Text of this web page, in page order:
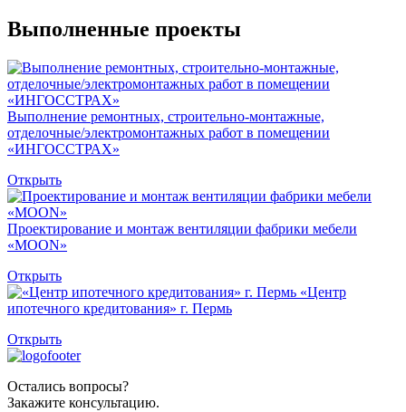
Выполненные проекты
Выполнение ремонтных, строительно-монтажные,
отделочные/электромонтажных работ в помещении
«ИНГОССТРАХ»
Открыть
Проектирование и монтаж вентиляции фабрики мебели
«MOON»
Открыть
«Центр
ипотечного кредитования» г. Пермь
Открыть
Остались вопросы?
Закажите консультацию.